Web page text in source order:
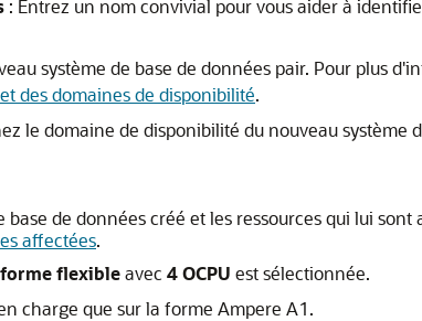
: Entrez un nom convivial pour vous aider à
système de base de données pair. Pour plus
des domaines de disponibilité.
le domaine de disponibilité du nouveau système
base de données créé et les ressources qui lui
affectées.
forme flexibleavec 4 OCPU est sélectionnée.
charge que sur la forme Ampere A1.